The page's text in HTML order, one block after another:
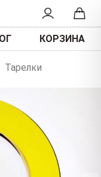
КОРЗИНА
Тарелки